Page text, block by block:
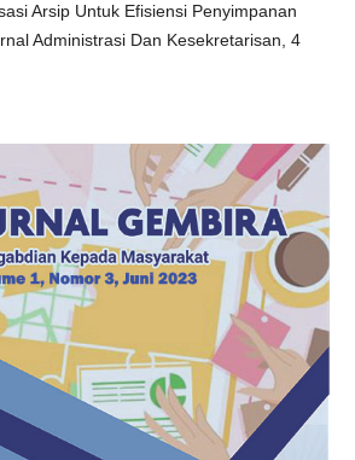
Arsip Untuk Efisiensi Penyimpanan
Administrasi Dan Kesekretarisan, 4